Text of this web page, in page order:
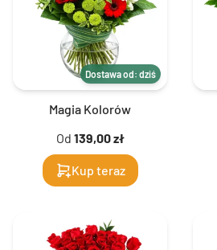
Dostawa od: dziś
Magia Kolorów
Od 139,00 zł
Kup teraz